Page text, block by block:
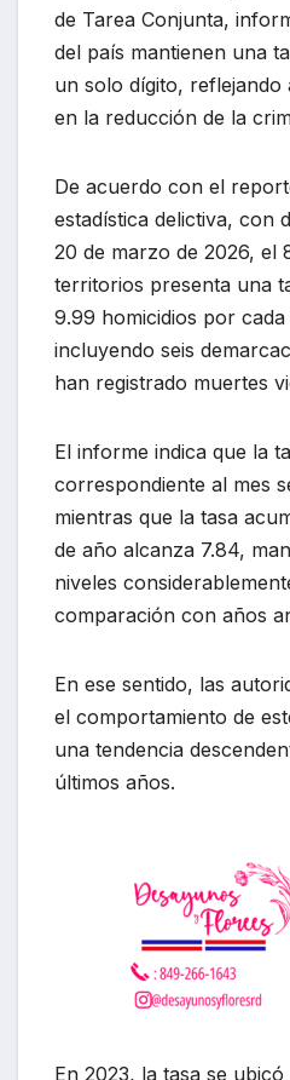
de Tarea Conjunta,
del país mantienen una
un solo dígito, reflejando
en la reducción de la
De acuerdo con el
estadística delictiva, con
20 de marzo de 2026, el
territorios presenta una
9.99 homicidios por
incluyendo seis
han registrado muertes
El informe indica que la
correspondiente al mes
mientras que la tasa
de año alcanza 7.84,
niveles
comparación con años
En ese sentido, las
el comportamiento de
una tendencia
últimos años.
En 2023, la tasa se ubicó